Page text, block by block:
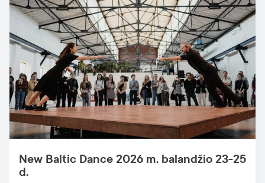
New Baltic Dance 2026 m. balandžio 23-25
d.